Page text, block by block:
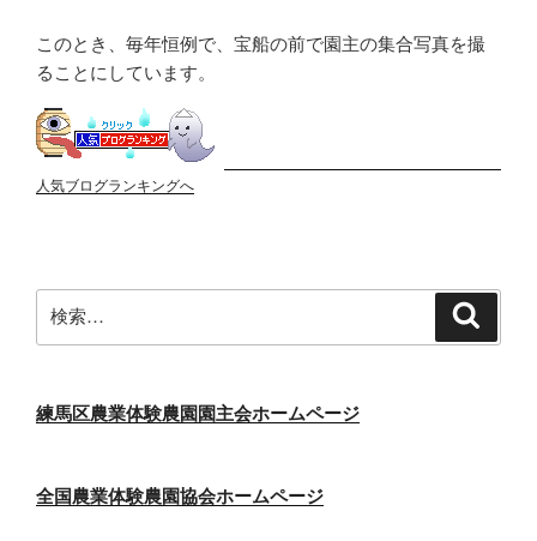
このとき、毎年恒例で、宝船の前で園主の集合写真を撮
ることにしています。
人気ブログランキングへ
索:
練馬区農業体験農園園主会ホームページ
全国農業体験農園協会ホームページ